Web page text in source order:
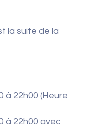
la suite de la
à 22h00 (Heure
à 22h00 avec